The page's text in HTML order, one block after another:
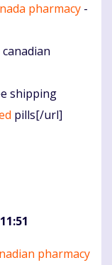
pharmacy -
shipping
pills[/url]
pharmacy